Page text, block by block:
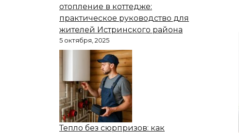
отопление в коттедже:
практическое руководство для
жителей Истринского района
5 октября, 2025
Тепло без сюрпризов: как